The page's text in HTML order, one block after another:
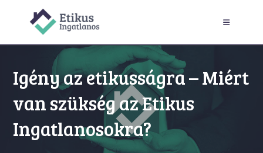
Igény az etikusságra – Miért
van szükség az Etikus
Ingatlanosokra?